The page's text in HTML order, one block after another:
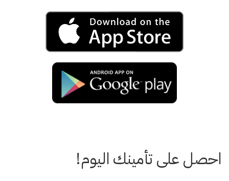
احصل على تأمينك اليوم!